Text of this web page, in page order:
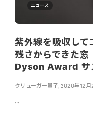
ニュース
紫外線を吸収して
残さからできた
Dyson Award サ
クリューガー量子, 2020年12月
...